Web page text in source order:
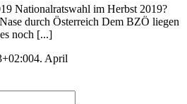
Nationalratswahl im Herbst 2019?
durch Österreich Dem BZÖ liegen
noch [...]
4. April